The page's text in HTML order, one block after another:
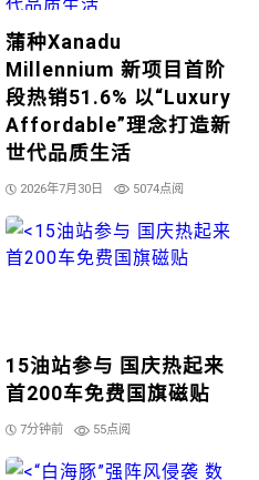
蒲种Xanadu
Millennium 新项目首阶
段热销51.6% 以“Luxury
Affordable”理念打造新
世代品质生活
2026年7月30日 5074点阅
15油站参与 国庆热起来
首200车免费国旗磁贴
7分钟前 55点阅